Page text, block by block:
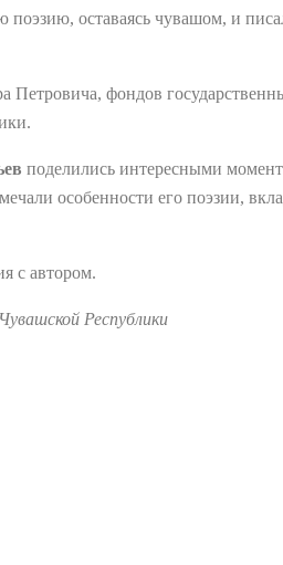
оставаясь чувашом, и
фондов
поделились интересными
особенности его поэзии,
с автором.
Республики